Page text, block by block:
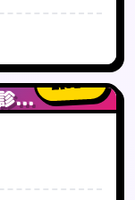
...
32人